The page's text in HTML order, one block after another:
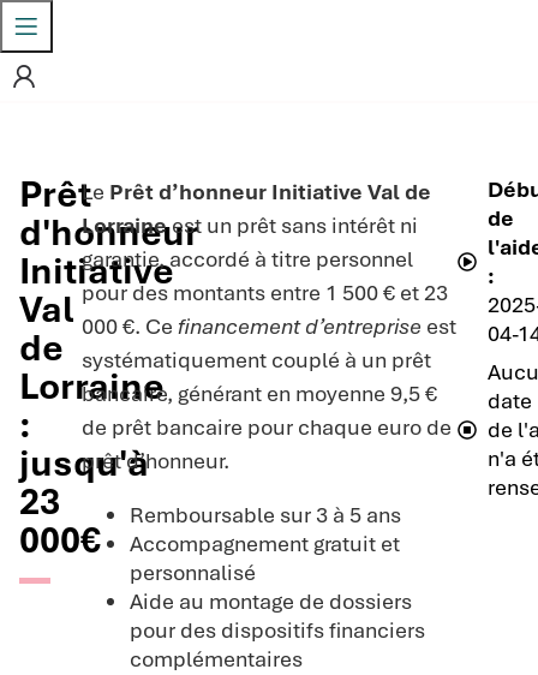
Prêt
d'honneur
Initiative
Val
de
Lorraine
:
jusqu'à
23
000€
Le Prêt d’honneur Initiative Val de
Lorraineest un prêt sans intérêt ni
garantie, accordé à titre personnel
pour des montants entre 1 500 € et 23
000 €. Ce financement d’entreprise est
systématiquement couplé à un prêt
bancaire, générant en moyenne 9,5 €
de prêt bancaire pour chaque euro de
prêt d’honneur.
Remboursable sur 3 à 5 ans
Accompagnement gratuit et
personnalisé
Aide au montage de dossiers
pour des dispositifs financiers
complémentaires
de
:
04-
date
de
n'a